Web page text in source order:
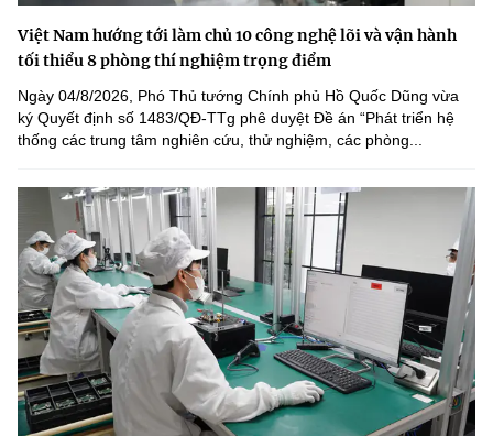
Việt Nam hướng tới làm chủ 10 công nghệ lõi và vận hành
tối thiểu 8 phòng thí nghiệm trọng điểm
Ngày 04/8/2026, Phó Thủ tướng Chính phủ Hồ Quốc Dũng vừa
ký Quyết định số 1483/QĐ-TTg phê duyệt Đề án “Phát triển hệ
thống các trung tâm nghiên cứu, thử nghiệm, các phòng...